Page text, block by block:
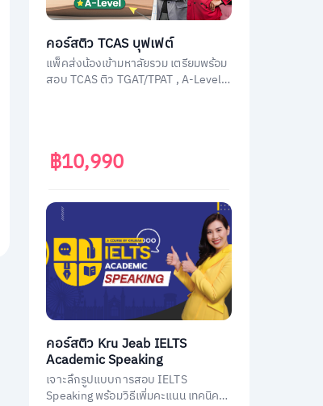
คอร์สติว TCAS บุฟเฟต์
แพ็คส่งน้องเข้ามหาลัยรวม เตรียมพร้อม
สอบ TCAS ติว TGAT/TPAT , A-Level
฿10,990
คอร์สติว Kru Jeab IELTS
Academic Speaking
เจาะลึกรูปแบบการสอบ IELTS
Speaking พร้อมวิธีเพิ่มคะแนน เทคนิค